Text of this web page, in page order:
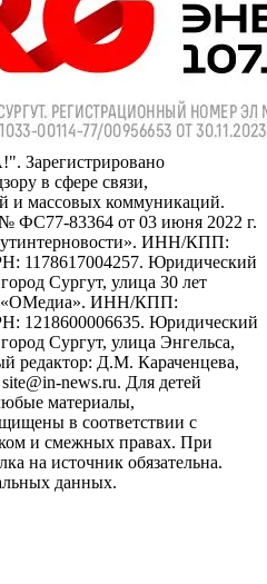
Зарегистрировано
в сфере связи,
и массовых коммуникаций.
ФС77-83364 от 03 июня 2022 г.
ИНН/КПП:
1178617004257. Юридический
Сургут, улица 30 лет
«ОМедиа». ИНН/КПП:
1218600006635. Юридический
Сургут, улица Энгельса,
редактор: Д.М. Караченцева,
news.ru. Для детей
материалы,
в соответствии с
и смежных правах. При
на источник обязательна.
данных.